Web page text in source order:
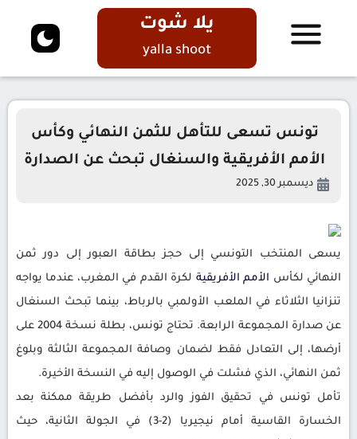
يلا شوت
yalla shoot
تونس تسعى للتأهل للثمن النهائي وكأس
الأمم الأفريقية والسنغال تبحث عن الصدارة
ديسمبر 30, 2025
يسعى المنتخب التونسي إلى حجز بطاقة العبور إلى دور ثمن
النهائي لكأس الأمم الأفريقية لكرة القدم في المغرب، عندما يواجه
تنزانيا الثلاثاء في الملعب الأولمبي بالرباط، بينما تبحث السنغال
عن صدارة المجموعة الرابعة. تحتاج تونس، بطلة نسخة 2004 على
أرضها، إلى التعادل فقط لضمان وصافة المجموعة الثالثة وبلوغ
ثمن النهائي، الذي فشلت في الوصول إليه في النسخة الأخيرة.
تأمل تونس في تحقيق الفوز والرد بأفضل طريقة ممكنة بعد
الخسارة القاسية أمام نيجيريا (2-3) في الجولة الثانية، حيث